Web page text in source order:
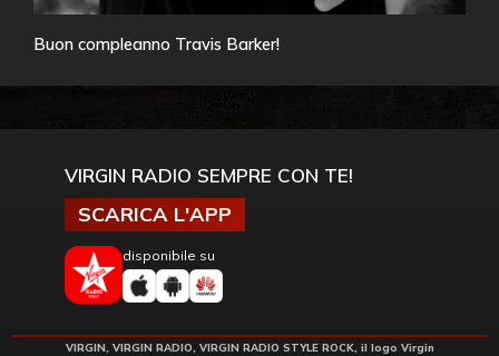
Buon compleanno Travis Barker!
VIRGIN RADIO SEMPRE CON TE!
SCARICA L'APP
disponibile su
VIRGIN, VIRGIN RADIO, VIRGIN RADIO STYLE ROCK, il logo Virgin